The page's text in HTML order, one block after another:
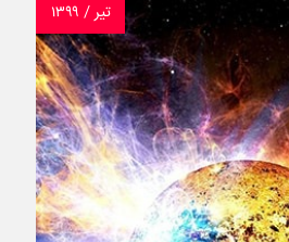
تیر / ۱۳۹۹